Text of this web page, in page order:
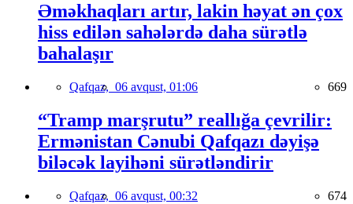
Əməkhaqları artır, lakin həyat ən çox
hiss edilən sahələrdə daha sürətlə
bahalaşır
Qafqaz, 06 avqust, 01:06 669
“Tramp marşrutu” reallığa çevrilir:
Ermənistan Cənubi Qafqazı dəyişə
biləcək layihəni sürətləndirir
Qafqaz, 06 avqust, 00:32 674